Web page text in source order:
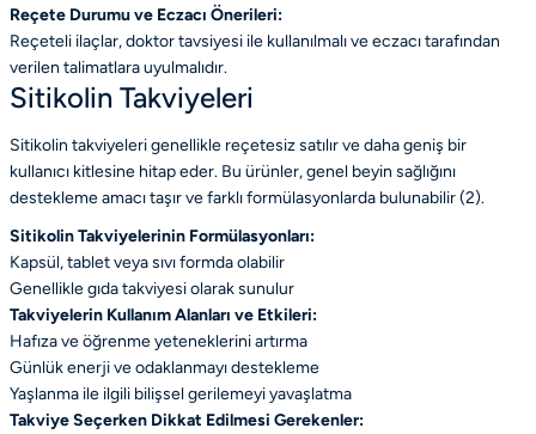
Reçete Durumu ve Eczacı Önerileri:
Reçeteli ilaçlar, doktor tavsiyesi ile kullanılmalı ve eczacı tarafından
verilen talimatlara uyulmalıdır.
Sitikolin Takviyeleri
Sitikolin takviyeleri genellikle reçetesiz satılır ve daha geniş bir
kullanıcı kitlesine hitap eder. Bu ürünler, genel beyin sağlığını
destekleme amacı taşır ve farklı formülasyonlarda bulunabilir (2).
Sitikolin Takviyelerinin Formülasyonları:
Kapsül, tablet veya sıvı formda olabilir
Genellikle gıda takviyesi olarak sunulur
Takviyelerin Kullanım Alanları ve Etkileri:
Hafıza ve öğrenme yeteneklerini artırma
Günlük enerji ve odaklanmayı destekleme
Yaşlanma ile ilgili bilişsel gerilemeyi yavaşlatma
Takviye Seçerken Dikkat Edilmesi Gerekenler: